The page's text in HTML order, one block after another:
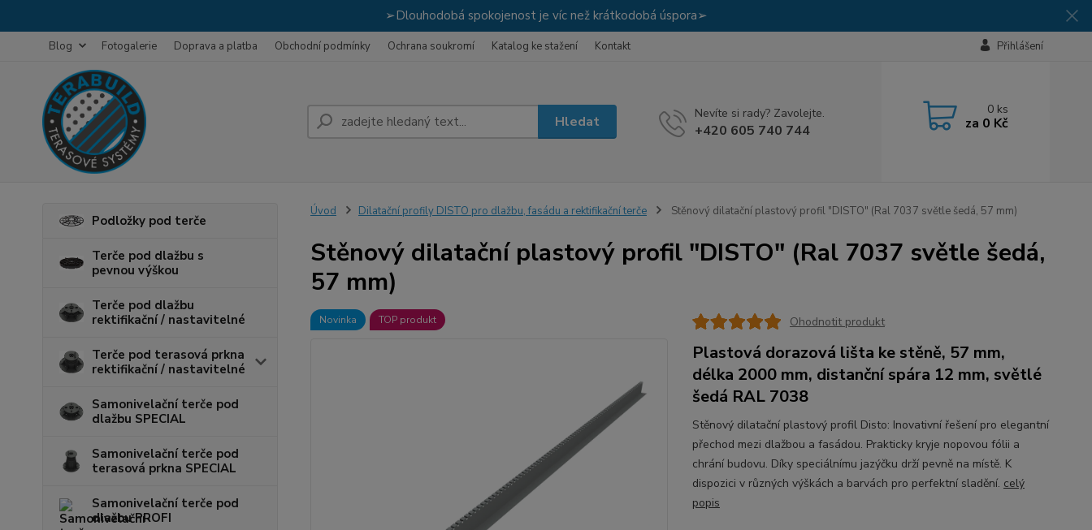
➢Dlouhodobá spokojenost je víc než krátkodobá úspora➢
Blog Fotogalerie Doprava a platba Obchodní podmínky Ochrana soukromí Katalog ke stažení Kontakt Přihlášení
Hledat Nevíte si rady? Zavolejte.
+420 605 740 744
0 ks
za 0 Kč
Podložky pod terče
Terče pod dlažbu s
pevnou výškou
Terče pod dlažbu
rektifikační / nastavitelné
Terče pod terasová prkna
rektifikační / nastavitelné
Samonivelační terče pod
dlažbu SPECIAL
Samonivelační terče pod
terasová prkna SPECIAL
Samonivelační terče pod
dlažbu PROFI
Úvod Dilatační profily DISTO pro dlažbu, fasádu a rektifikační terče Stěnový dilatační plastový profil "DISTO" (Ral 7037 světle šedá, 57 mm)
Stěnový dilatační plastový profil "DISTO" (Ral 7037 světle šedá,
57 mm)
Novinka TOP produkt Ohodnotit produkt
Plastová dorazová lišta ke stěně, 57 mm,
délka 2000 mm, distanční spára 12 mm, světlé
šedá RAL 7038
Stěnový dilatační plastový profil Disto: Inovativní řešení pro elegantní
přechod mezi dlažbou a fasádou. Prakticky kryje nopovou fólii a
chrání budovu. Díky speciálnímu jazýčku drží pevně na místě. K
dispozici v různých výškách a barvách pro perfektní sladění. celý
popis